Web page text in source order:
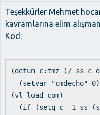
Teşekkürler Mehmet
kavramlarına elim
Kod:
(defun c:tmz (/ ss c
(setvar "cmdecho" 0)
(vl-load-com)
(if (setq c -1 ss